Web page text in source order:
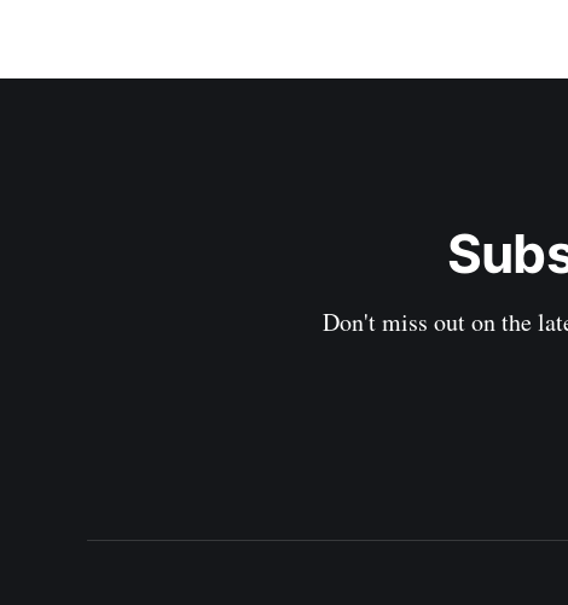
Don't miss out on the